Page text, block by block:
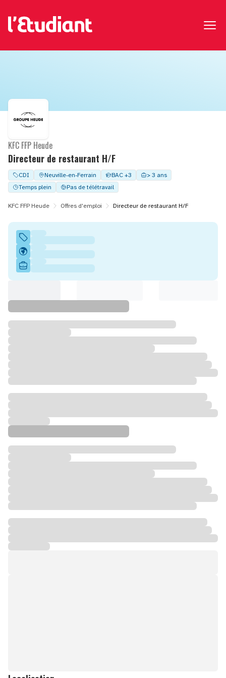
Directeur de restaurant H/F
KFC FFP Heude
CDI Neuville-en-Ferrain BAC +3
> 3 ans
Temps plein
Pas de télétravail
KFC FFP Heude Offres d'emploi Directeur de restaurant H/F